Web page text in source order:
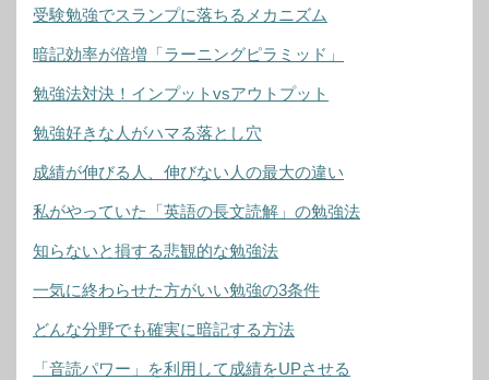
受験勉強でスランプに落ちるメカニズム
暗記効率が倍増「ラーニングピラミッド」
勉強法対決！インプットvsアウトプット
勉強好きな人がハマる落とし穴
成績が伸びる人、伸びない人の最大の違い
私がやっていた「英語の長文読解」の勉強法
知らないと損する悲観的な勉強法
一気に終わらせた方がいい勉強の3条件
どんな分野でも確実に暗記する方法
「音読パワー」を利用して成績をUPさせる